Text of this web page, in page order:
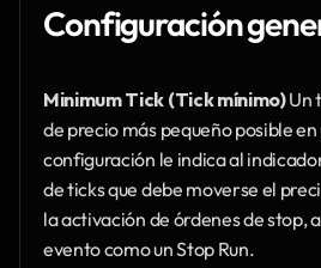
Configuración
Minimum Tick (Tick mínimo) Un
de precio más pequeño posible
configuración le indica al
de ticks que debe moverse el
la activación de órdenes de stop,
evento como un Stop Run.